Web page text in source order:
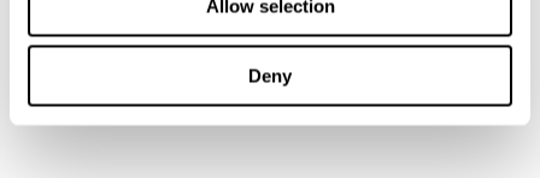
Allow selection
Deny